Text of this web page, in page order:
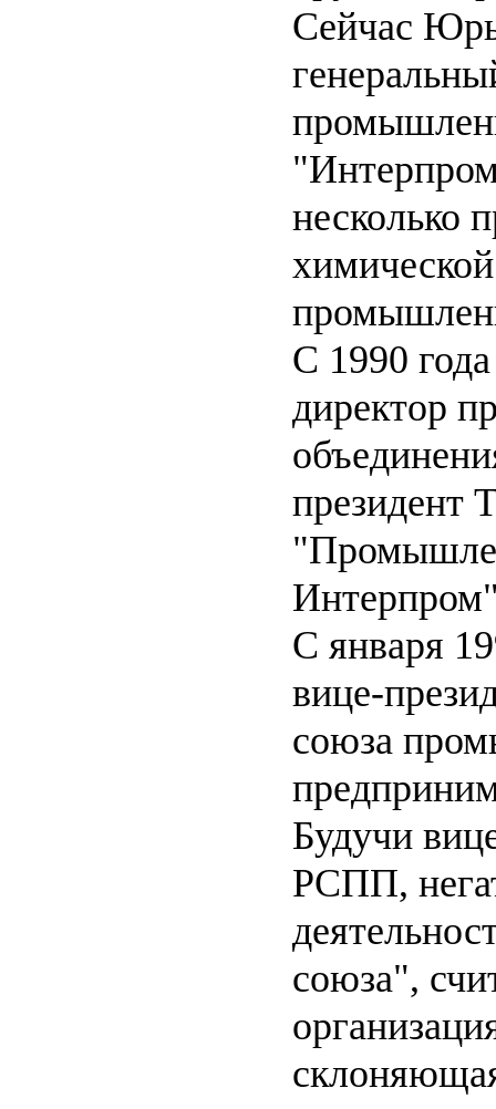
Сейчас
несколько
С 1990
директор
президент
С января
вице-
союза
Будучи
РСПП,
союза",